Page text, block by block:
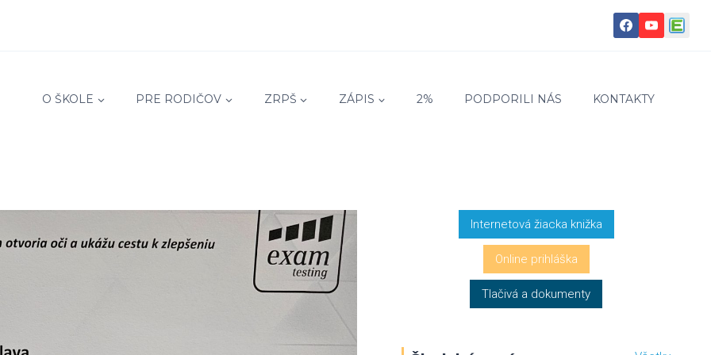
O ŠKOLE PRE RODIČOV ZRPŠ ZÁPIS 2% PODPORILI NÁS KONTAKTY
Internetová žiacka knižka
Online prihláška
Tlačivá a dokumenty